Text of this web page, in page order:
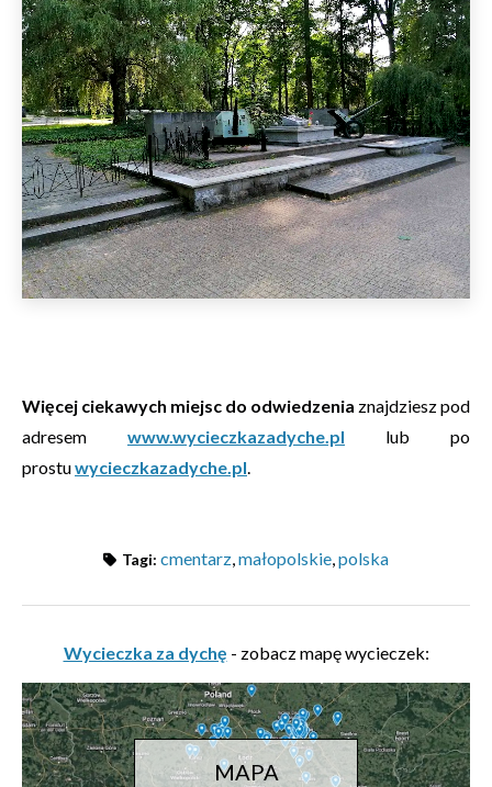
Więcej ciekawych miejsc do odwiedzenia znajdziesz pod
adresem www.wycieczkazadyche.pl lub po
prostuwycieczkazadyche.pl.
Tagi: cmentarz,małopolskie,polska
Wycieczka za dychę - zobacz mapę wycieczek:
MAPA